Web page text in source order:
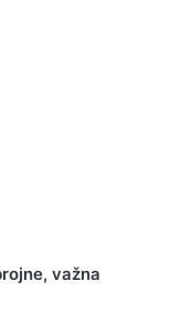
važna